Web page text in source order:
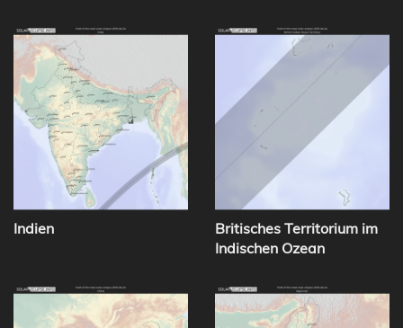
Indien
Britisches Territorium im
Indischen Ozean